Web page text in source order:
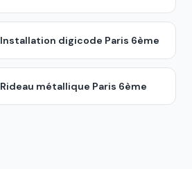
Installation digicode Paris 6ème
Rideau métallique Paris 6ème